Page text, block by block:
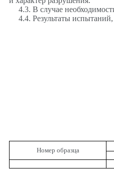
4.3. В случае
4.4. Результаты
Номер образца